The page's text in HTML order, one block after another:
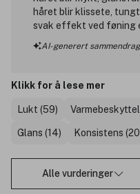
håret blir klissete,
svak effekt ved føning
AI-generert
Klikk for å lese mer
Lukt (59)
Glans (14) Konsistens
Alle vurderinger